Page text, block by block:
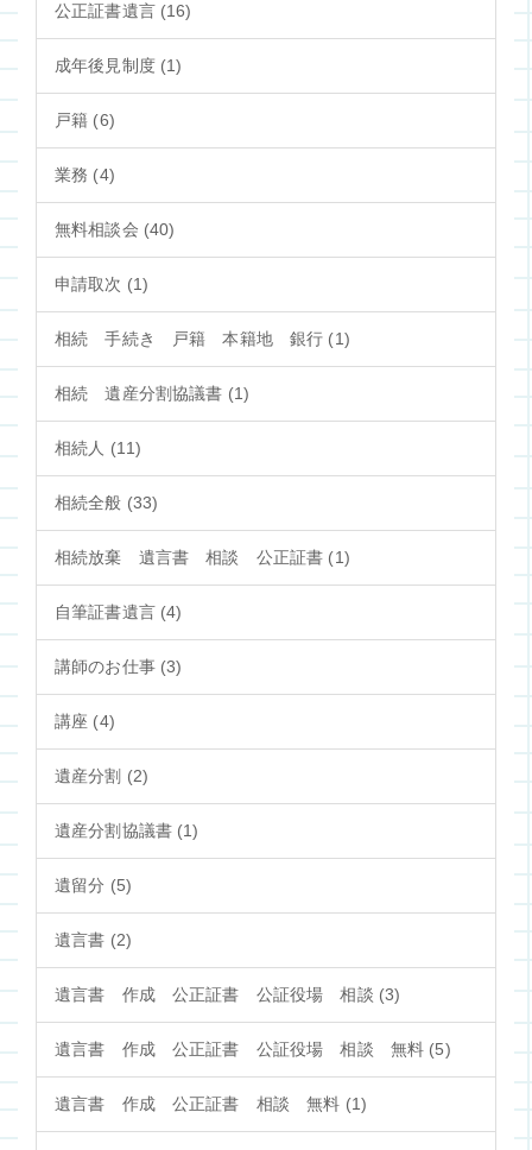
公正証書遺言 (16)
成年後見制度 (1)
戸籍 (6)
業務 (4)
無料相談会 (40)
申請取次 (1)
相続 手続き 戸籍 本籍地 銀行 (1)
相続 遺産分割協議書 (1)
相続人 (11)
相続全般 (33)
相続放棄 遺言書 相談 公正証書 (1)
自筆証書遺言 (4)
講師のお仕事 (3)
講座 (4)
遺産分割 (2)
遺産分割協議書 (1)
遺留分 (5)
遺言書 (2)
遺言書 作成 公正証書 公証役場 相談 (3)
遺言書 作成 公正証書 公証役場 相談 無料 (5)
遺言書 作成 公正証書 相談 無料 (1)